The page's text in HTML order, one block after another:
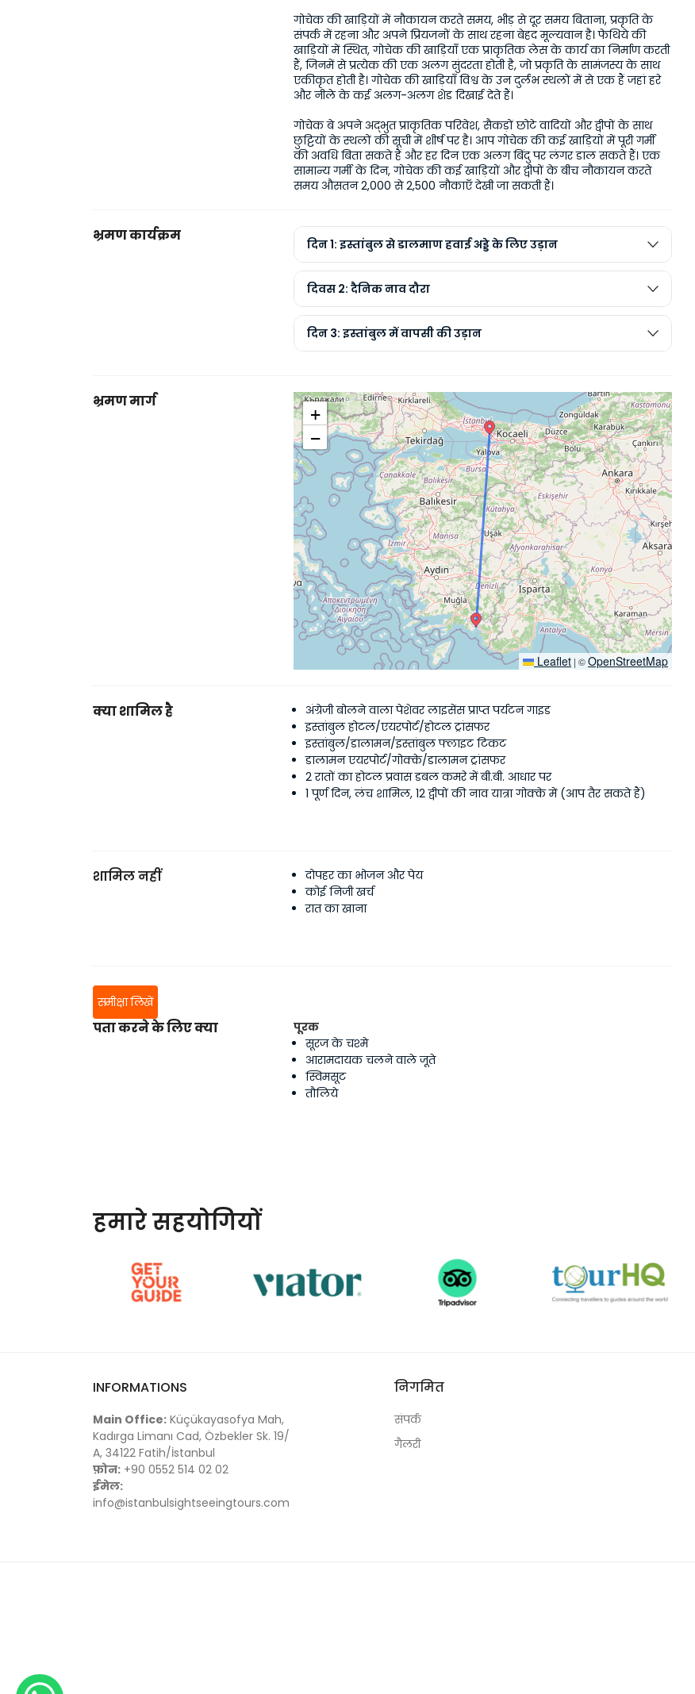
गोचेक की खाड़ियों में नौकायन करते समय, भीड़ से दूर समय बिताना, प्रकृति के
संपर्क में रहना और अपने प्रियजनों के साथ रहना बेहद मूल्यवान है। फेथिये की
खाड़ियों में स्थित, गोचेक की खाड़ियाँ एक प्राकृतिक लेस के कार्य का निर्माण करती
हैं, जिनमें से प्रत्येक की एक अलग सुंदरता होती है, जो प्रकृति के सामंजस्य के साथ
एकीकृत होती है। गोचेक की खाड़ियाँ विश्व के उन दुर्लभ स्थलों में से एक हैं जहां हरे
और नीले के कई अलग-अलग शेड दिखाई देते हैं।
गोचेक बे अपने अद्भुत प्राकृतिक परिवेश, सैकड़ों छोटे वादियों और द्वीपों के साथ
छुट्टियों के स्थलों की सूची में शीर्ष पर है। आप गोचेक की कई खाड़ियों में पूरी गर्मी
की अवधि बिता सकते हैं और हर दिन एक अलग बिंदु पर लंगर डाल सकते हैं। एक
सामान्य गर्मी के दिन, गोचेक की कई खाड़ियों और द्वीपों के बीच नौकायन करते
समय औसतन 2,000 से 2,500 नौकाएँ देखी जा सकती हैं।
भ्रमण कार्यक्रम दिन 1: इस्तांबुल से डालमाण हवाई अड्डे के लिए उड़ान
दिवस 2: दैनिक नाव दौरा
दिन 3: इस्तांबुल में वापसी की उड़ान
भ्रमण मार्ग
+
−
Leaflet | ©OpenStreetMap
क्या शामिल है
अंग्रेजी बोलने वाला पेशेवर लाइसेंस प्राप्त पर्यटन गाइड
इस्तांबुल होटल/एयरपोर्ट/होटल ट्रांसफर
इस्तांबुल/डालामन/इस्तांबुल फ्लाइट टिकट
डालामन एयरपोर्ट/गोक्के/डालामन ट्रांसफर
2 रातों का होटल प्रवास डबल कमरे में बी.बी. आधार पर
1 पूर्ण दिन, लंच शामिल, 12 द्वीपों की नाव यात्रा गोक्के में (आप तैर सकते हैं)
शामिल नहीं
दोपहर का भोजन और पेय
कोई निजी खर्च
रात का खाना
समीक्षा लिखें
पता करने के लिए क्या
पूरक
सूरज के चश्मे
आरामदायक चलने वाले जूते
स्विमसूट
तौलिये
हमारे सहयोगियों
INFORMATIONS
Main Office: Küçükayasofya Mah,
Kadırga Limanı Cad, Özbekler Sk. 19/
A, 34122 Fatih/İstanbul
फ़ोन: +90 0552 514 02 02
ईमेल:
info@istanbulsightseeingtours.com
निगमित
संपर्क
गैलरी